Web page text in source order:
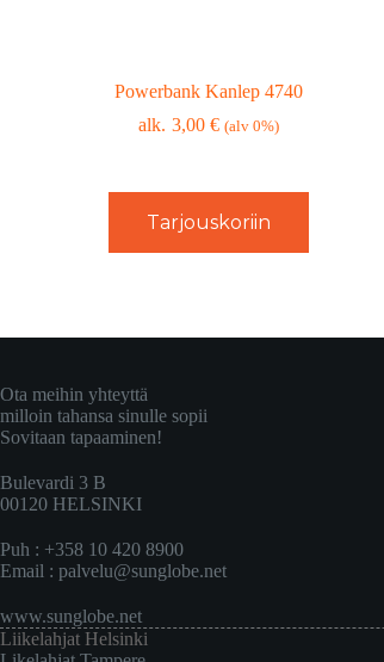
Powerbank Kanlep 4740
3,00 € (alv 0%)
Tarjouskoriin
Ota meihin yhteyttä
milloin tahansa sinulle sopii
Sovitaan tapaaminen!
Bulevardi 3 B
00120 HELSINKI
Puh : +358 10 420 8900
Email : palvelu@sunglobe.net
www.sunglobe.net
Liikelahjat Helsinki